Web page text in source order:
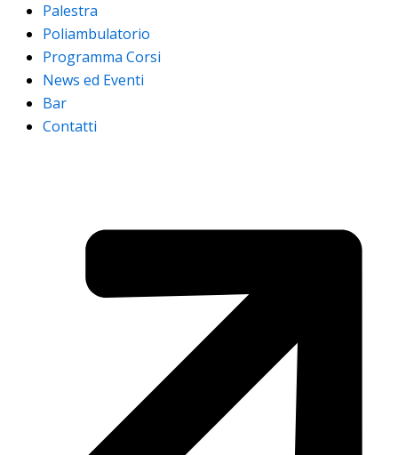
Palestra
Poliambulatorio
Programma Corsi
News ed Eventi
Bar
Contatti